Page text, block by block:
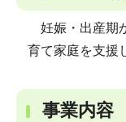
妊娠・出産期
育て家庭を支援
事業内容